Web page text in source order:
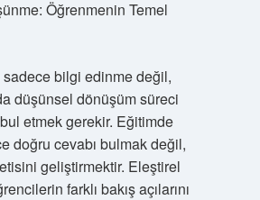
Öğrenmenin Temel
bilgi edinme değil,
düşünsel dönüşüm süreci
etmek gerekir. Eğitimde
doğru cevabı bulmak değil,
geliştirmektir. Eleştirel
farklı bakış açılarını